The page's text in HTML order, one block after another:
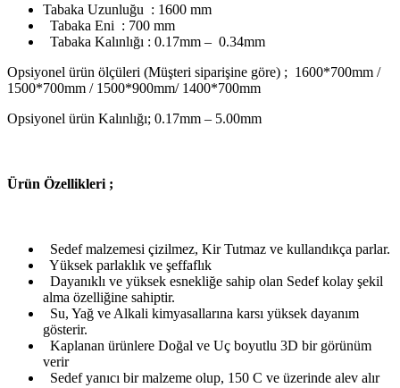
Tabaka Uzunluğu : 1600 mm
Tabaka Eni : 700 mm
Tabaka Kalınlığı : 0.17mm – 0.34mm
Opsiyonel ürün ölçüleri (Müşteri siparişine göre) ; 1600*700mm /
1500*700mm / 1500*900mm/ 1400*700mm
Opsiyonel ürün Kalınlığı; 0.17mm – 5.00mm
Ürün Özellikleri ;
Sedef malzemesi çizilmez, Kir Tutmaz ve kullandıkça parlar.
Yüksek parlaklık ve şeffaflık
Dayanıklı ve yüksek esnekliğe sahip olan Sedef kolay şekil
alma özelliğine sahiptir.
Su, Yağ ve Alkali kimyasallarına karsı yüksek dayanım
gösterir.
Kaplanan ürünlere Doğal ve Uç boyutlu 3D bir görünüm
verir
Sedef yanıcı bir malzeme olup, 150 C ve üzerinde alev alır